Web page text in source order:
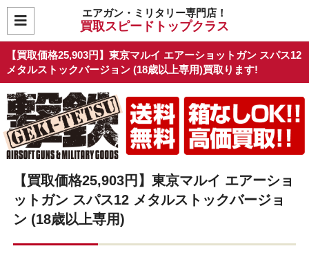
エアガン・ミリタリー専門店！
買取スピードトップクラス
【買取価格25,903円】東京マルイ エアーショットガン スパス12
メタルストックバージョン (18歳以上専用)買取ります!
【買取価格25,903円】東京マルイ エアーショ
ットガン スパス12 メタルストックバージョ
ン (18歳以上専用)